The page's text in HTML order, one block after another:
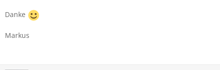
Danke
Markus